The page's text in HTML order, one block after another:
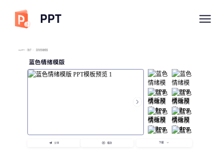
PPT
imyPPT / 医疗 / 蓝色情绪模版
蓝色情绪模版
分享 播放 下载